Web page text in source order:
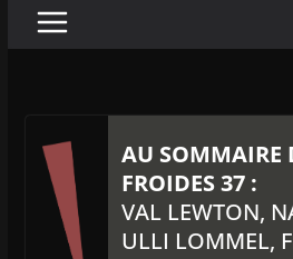
AU SOMMAIRE
FROIDES 37 :
VAL LEWTON,
ULLI LOMMEL,